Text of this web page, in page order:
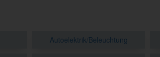
Autoelektrik/Beleuchtung